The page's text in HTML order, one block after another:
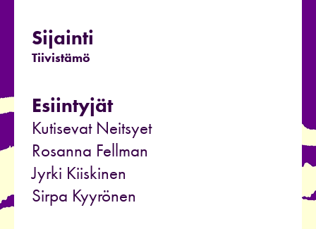
Sijainti
Tiivistämö
Esiintyjät
Kutisevat Neitsyet
Rosanna Fellman
Jyrki Kiiskinen
Sirpa Kyyrönen